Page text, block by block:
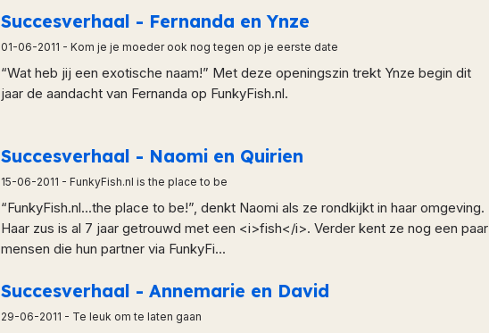
Succesverhaal - Fernanda en Ynze
01-06-2011 - Kom je je moeder ook nog tegen op je eerste date
“Wat heb jij een exotische naam!” Met deze openingszin trekt Ynze begin dit
jaar de aandacht van Fernanda op FunkyFish.nl.
Succesverhaal - Naomi en Quirien
15-06-2011 - FunkyFish.nl is the place to be
“FunkyFish.nl...the place to be!”, denkt Naomi als ze rondkijkt in haar omgeving.
Haar zus is al 7 jaar getrouwd met een <i>fish</i>. Verder kent ze nog een paar
mensen die hun partner via FunkyFi...
Succesverhaal - Annemarie en David
29-06-2011 - Te leuk om te laten gaan